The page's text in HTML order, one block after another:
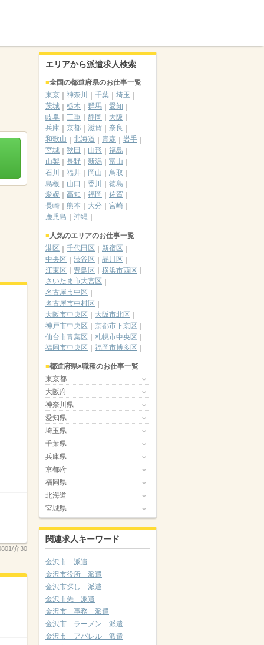
介30
エリアから派遣求人検索
全国の都道府県のお仕事一覧
東京
神奈川 千葉
埼玉
茨城
栃木 群馬
愛知
岐阜
三重 静岡
大阪
兵庫
京都 滋賀
奈良
和歌山
北海道 青森
岩手
宮城
秋田 山形
福島
山梨
長野 新潟
富山
石川
福井 岡山
鳥取
島根
山口 香川
徳島
愛媛
高知 福岡
佐賀
長崎
熊本 大分
宮崎
鹿児島
沖縄
人気のエリアのお仕事一覧
港区
千代田区
新宿区
中央区
渋谷区
品川区
江東区
豊島区
横浜市西区
さいたま市大宮区
名古屋市中区
名古屋市中村区
大阪市中央区
大阪市北区
神戸市中央区
京都市下京区
仙台市青葉区
札幌市中央区
福岡市中央区
福岡市博多区
都道府県×職種のお仕事一覧
東京都
大阪府
神奈川県
愛知県
埼玉県
千葉県
兵庫県
京都府
福岡県
北海道
宮城県
関連求人キーワード
金沢市 派遣
金沢市役所 派遣
金沢市探し 派遣
金沢市先 派遣
金沢市 事務 派遣
金沢市 ラーメン 派遣
金沢市 アパレル 派遣